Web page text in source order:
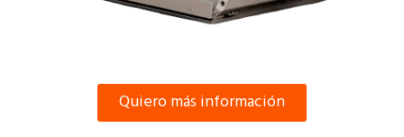
Quiero más información